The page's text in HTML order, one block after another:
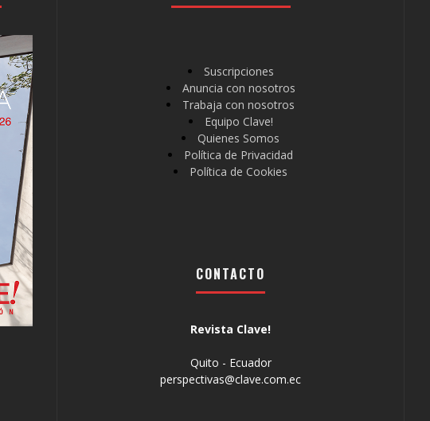
Suscripciones
Anuncia con nosotros
Trabaja con nosotros
Equipo Clave!
Quienes Somos
Política de Privacidad
Política de Cookies
CONTACTO
Revista Clave!
Quito - Ecuador
perspectivas@clave.com.ec